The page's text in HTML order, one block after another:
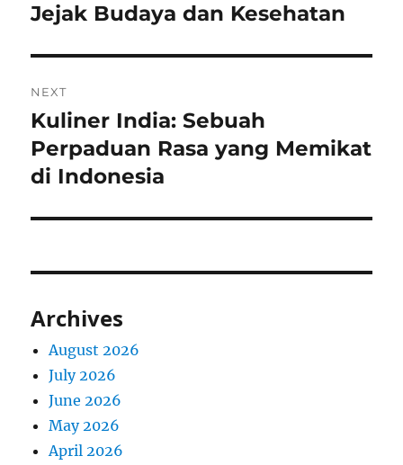
post:
Jejak Budaya dan Kesehatan
NEXT
Next
post:
Kuliner India: Sebuah
Perpaduan Rasa yang Memikat
di Indonesia
Archives
August 2026
July 2026
June 2026
May 2026
April 2026